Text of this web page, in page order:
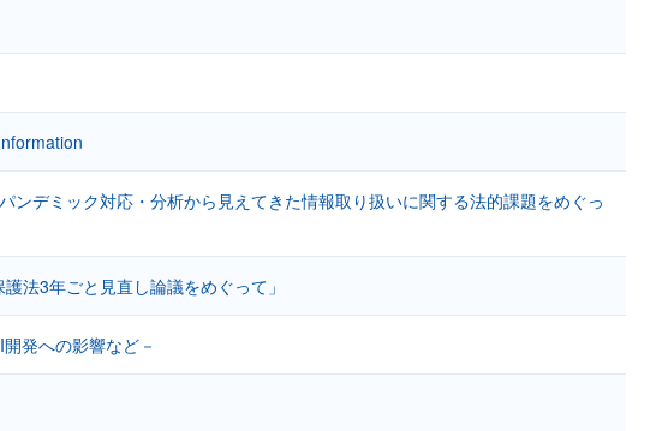
ンデミック対応・分析から見えてきた情報取り扱いに関する法的課題をめぐっ
法3年ごと見直し論議をめぐって」
発への影響など－